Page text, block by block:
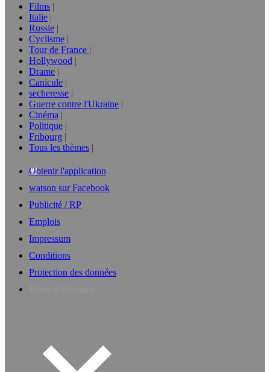
Films
Italie
Russie
Cyclisme
Tour de France
Hollywood
Drame
Canicule
secheresse
Guerre contre l'Ukraine
Cinéma
Politique
Fribourg
Tous les thèmes
Obtenir l'application
watson sur Facebook
Publicité / RP
Emplois
Impressum
Conditions
Protection des données